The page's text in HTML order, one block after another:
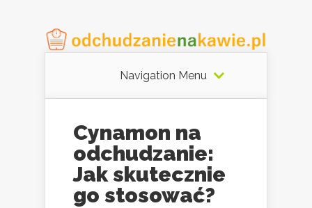
Navigation Menu
Cynamon na
odchudzanie:
Jak skutecznie
go stosować?